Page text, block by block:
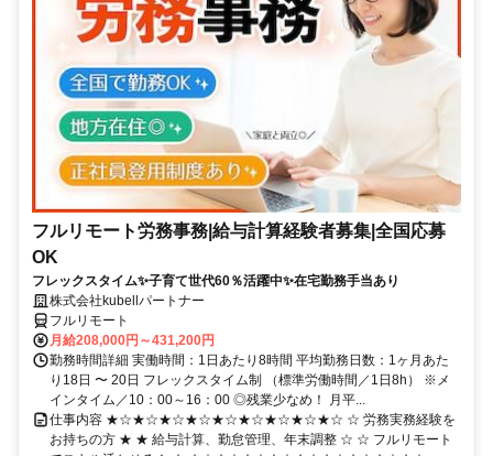
フルリモート労務事務|給与計算経験者募集|全国応募
OK
フレックスタイム✨子育て世代60％活躍中✨在宅勤務手当あり
株式会社kubellパートナー
フルリモート
月給208,000円～431,200円
勤務時間詳細 実働時間：1日あたり8時間 平均勤務日数：1ヶ月あた
り18日 〜 20日 フレックスタイム制 （標準労働時間／1日8h） ※メ
インタイム／10：00～16：00 ◎残業少なめ！ 月平...
仕事内容 ★☆★☆★☆★☆★☆★☆★☆★☆★☆ ☆ 労務実務経験を
お持ちの方 ★ ★ 給与計算、勤怠管理、年末調整 ☆ ☆ フルリモート